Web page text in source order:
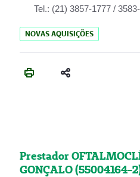
Tel.: (21) 3857-1777 /
NOVAS AQUISIÇÕES
Prestador
GONÇALO (55004164-